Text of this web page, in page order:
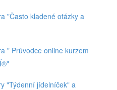
"Často kladené otázky a
" Průvodce online kurzem
"Týdenní jídelníček" a